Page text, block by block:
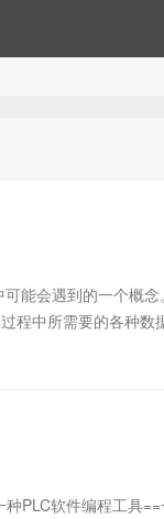
能会遇到的一个概念
程中所需要的各种数
PLC软件编程工具